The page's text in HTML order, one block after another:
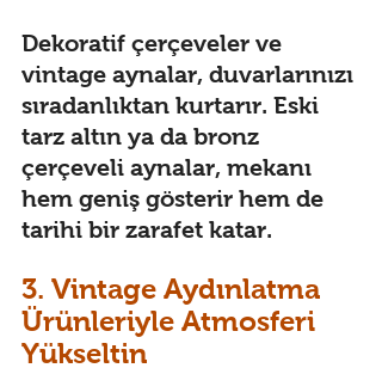
Dekoratif çerçeveler ve
vintage aynalar, duvarlarınızı
sıradanlıktan kurtarır. Eski
tarz altın ya da bronz
çerçeveli aynalar, mekanı
hem geniş gösterir hem de
tarihi bir zarafet katar.
3. Vintage Aydınlatma
Ürünleriyle Atmosferi
Yükseltin